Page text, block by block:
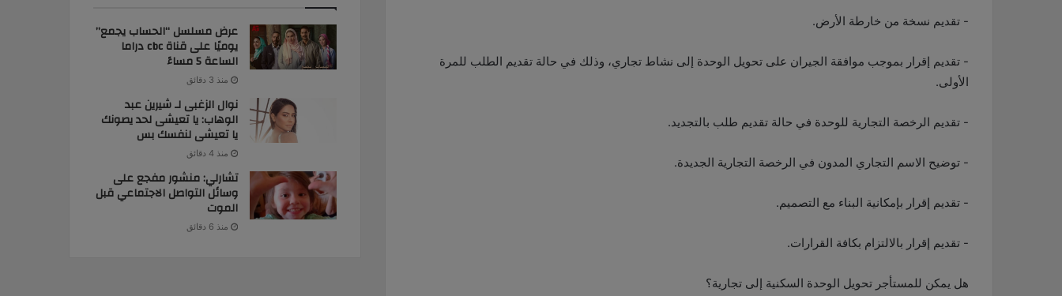
- تقديم نسخة من خارطة الأرض.
- تقديم إقرار بموجب موافقة الجيران على تحويل الوحدة إلى نشاط تجاري، وذلك في حالة تقديم الطلب للمرة
الأولى.
- تقديم الرخصة التجارية للوحدة في حالة تقديم طلب بالتجديد.
- توضيح الاسم التجاري المدون في الرخصة التجارية الجديدة.
- تقديم إقرار بإمكانية البناء مع التصميم.
- تقديم إقرار بالالتزام بكافة القرارات.
هل يمكن للمستأجر تحويل الوحدة السكنية إلى تجارية؟
عرض مسلسل “الحساب يجمع”
يوميًا على قناة cbc دراما
الساعة 5 مساءً
منذ 3 دقائق
نوال الزغبى لـ شيرين عبد
الوهاب: يا تعيشى لحد يصونك
يا تعيشى لنفسك بس
منذ 4 دقائق
تشارلي: منشور مفجع على
وسائل التواصل الاجتماعي قبل
الموت
منذ 6 دقائق